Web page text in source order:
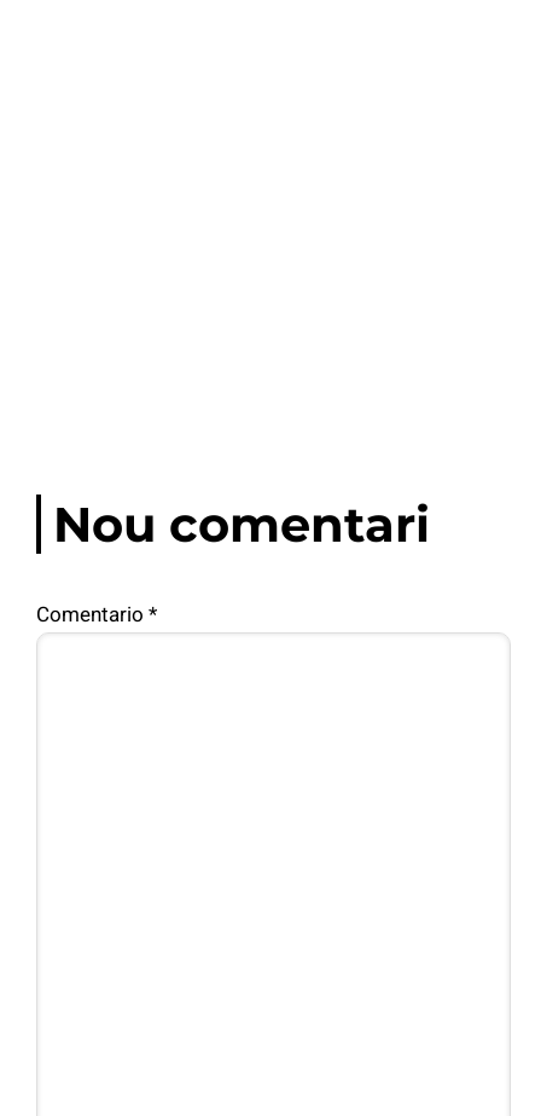
Nou comentari
Comentario *